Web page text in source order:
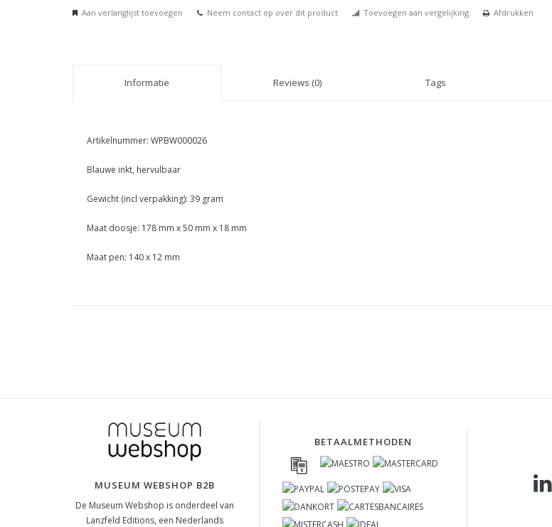
Aan verlanglijst toevoegen Neem contact op over dit product Toevoegen aan vergelijking Afdrukken
Informatie Reviews (0) Tags
Artikelnummer: WPBW000026
Blauwe inkt, hervulbaar
Gewicht (incl verpakking): 39 gram
Maat doosje: 178 mm x 50 mm x 18 mm
Maat pen: 140 x 12 mm
MUSEUM WEBSHOP B2B
De Museum Webshop is onderdeel van
Lanzfeld Editions, een Nederlands
BETAALMETHODEN